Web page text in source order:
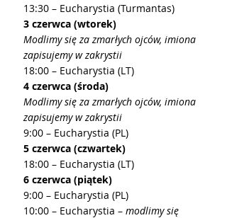
13:30 – Eucharystia (Turmantas)
3 czerwca (wtorek)
Modlimy się za zmarłych ojców, imiona
zapisujemy w zakrystii
18:00 – Eucharystia (LT)
4 czerwca (środa)
Modlimy się za zmarłych ojców, imiona
zapisujemy w zakrystii
9:00 – Eucharystia (PL)
5 czerwca (czwartek)
18:00 – Eucharystia (LT)
6 czerwca (piątek)
9:00 – Eucharystia (PL)
10:00 – Eucharystia – modlimy się